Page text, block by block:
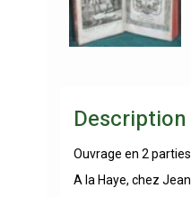
Description
Ouvrage en 2
A la Haye, chez